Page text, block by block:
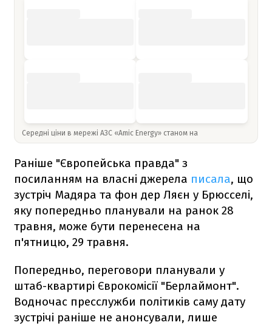
Середні ціни в мережі АЗС «Amic Energy» станом на
Раніше "Європейська правда" з
посиланням на власні джерела писала, що
зустріч Мадяра та фон дер Ляєн у Брюсселі,
яку попередньо планували на ранок 28
травня, може бути перенесена на
п'ятницю, 29 травня.
Попередньо, переговори планували у
штаб-квартирі Єврокомісії "Берлаймонт".
Водночас пресслужби політиків саму дату
зустрічі раніше не анонсували, лише